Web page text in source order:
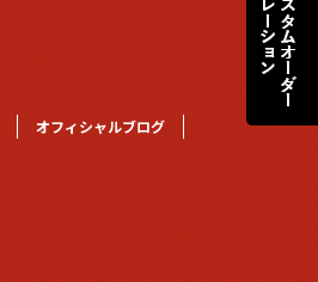
オフィシャルブログ